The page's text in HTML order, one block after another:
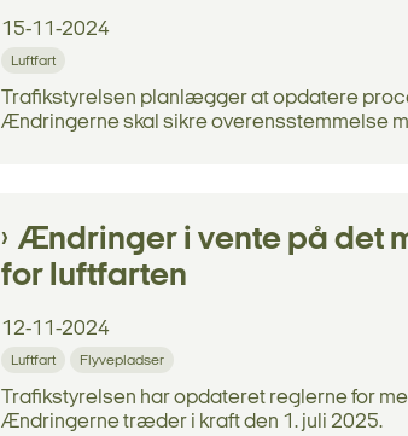
15-11-2024
Luftfart
Trafikstyrelsen planlægger at opdatere
Ændringerne skal sikre overensstemmelse
Ændringer i vente på det
for luftfarten
12-11-2024
Luftfart Flyvepladser
Trafikstyrelsen har opdateret reglerne for
Ændringerne træder i kraft den 1. juli 2025.